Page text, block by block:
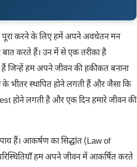
पूरा करने के लिए हमें अपने अवचेतन मन
करते हैं। उन में से एक तरीका है
जिन्हें हम अपने जीवन की हकीकत बनाना
भीतर स्थापित होने लगती हैं और जैसा कि
होने लगती है और एक दिन हमारे जीवन की
हैं। आकर्षण का सिद्धांत (Law of
हम अपने जीवन में आकर्षित करते